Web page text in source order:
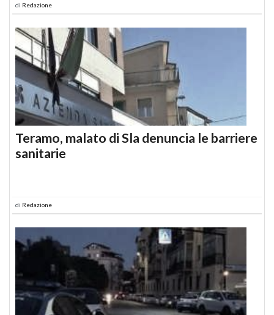
di Redazione
Teramo, malato di Sla denuncia le barriere
sanitarie
di Redazione